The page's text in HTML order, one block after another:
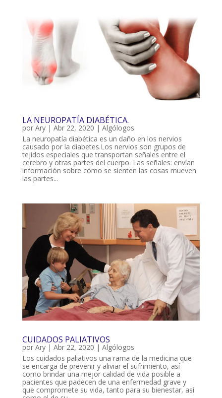
LA NEUROPATÍA DIABÉTICA.
por Ary| Abr 22, 2020 | Algólogos
La neuropatía diabética es un daño en los nervios
causado por la diabetes.Los nervios son grupos de
tejidos especiales que transportan señales entre el
cerebro y otras partes del cuerpo. Las señales: envían
información sobre cómo se sienten las cosas mueven
las partes...
CUIDADOS PALIATIVOS
por Ary| Abr 22, 2020 | Algólogos
Los cuidados paliativos una rama de la medicina que
se encarga de prevenir y aliviar el sufrimiento, así
como brindar una mejor calidad de vida posible a
pacientes que padecen de una enfermedad grave y
que compromete su vida, tanto para su bienestar, así